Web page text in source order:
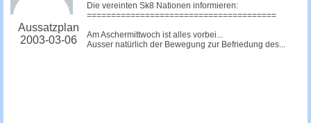
Aussatzplan
2003-03-06
Die vereinten Sk8 Nationen informieren:
=======================================
Am Aschermittwoch ist alles vorbei...
Ausser natürlich der Bewegung zur Befriedung des...